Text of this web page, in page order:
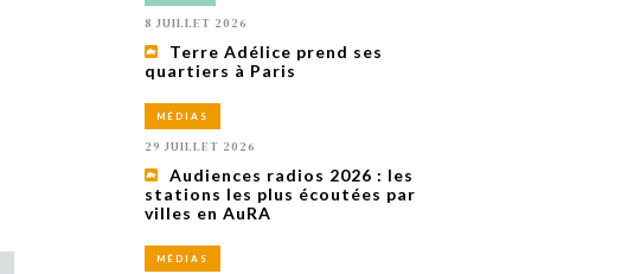
Tourisme
en
concept autour de
revient sur
8 JUILLET 2026
Terre Adélice prend ses
quartiers à Paris
MÉDIAS
29 JUILLET 2026
Audiences radios 2026 : les
stations les plus écoutées par
villes en AuRA
MÉDIAS